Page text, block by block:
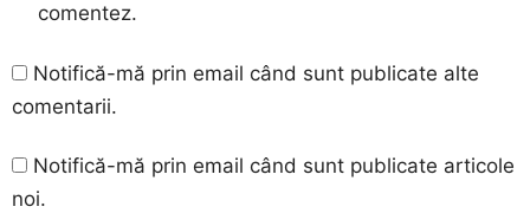
comentez.
Notifică-mă prin email când sunt publicate alte
comentarii.
Notifică-mă prin email când sunt publicate articole
noi.